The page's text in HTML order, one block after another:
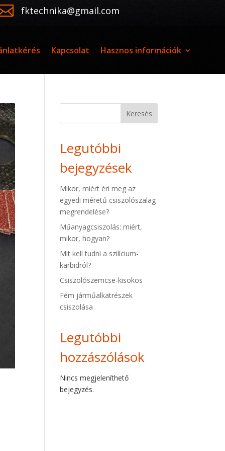
fktechnika@gmail.com
Kapcsolat Hasznos információk
Keresés
Legutóbbi
bejegyzések
Mikor, miért éri meg az
egyedi méretű csiszolószalag
megrendelése?
Műanyagcsiszolás: miért,
mikor, hogyan?
Mit kell tudni a szilícium-
karbidról?
Csiszolószemcse-kisokos
Fém járműalkatrészek
csiszolása
Legutóbbi
hozzászólások
Nincs megjeleníthető
bejegyzés.